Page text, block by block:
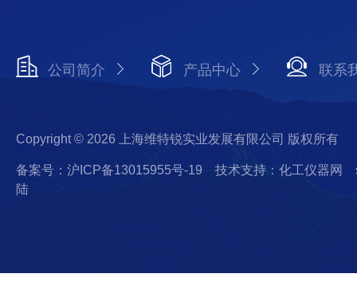
公司简介 产品中心 联系
Copyright © 2026 上海维特锐实业发展有限公司 版权所有
备案号：沪ICP备13015955号-19 技术支持：化工仪器网
陆